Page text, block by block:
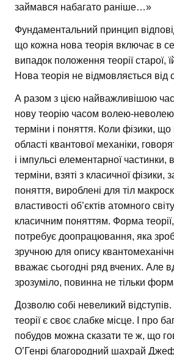
займався набагато раніше…»
Фундаментальний принцип
що кожна нова теорія включає в
випадок положення теорії старої,
Нова теорія не відмовляється від
А разом з цією найважливішою
нову теорію часом волею-неволею
терміни і поняття. Коли фізики,
області квантової механіки,
і імпульсі елементарної
терміни, взяті з класичної фізики,
поняття, вироблені для тіл
властивості об’єктів атомного
класичним поняттям. Форма
потребує доопрацювання, яка
зручною для опису
вважає сьогодні ряд вчених. Але
зрозуміло, повинна не тільки
Дозволю собі невеликий відступів.
теорії є своє слабке місце. І про
побудов можна сказати те ж, що
О’Генрі благородний шахрай